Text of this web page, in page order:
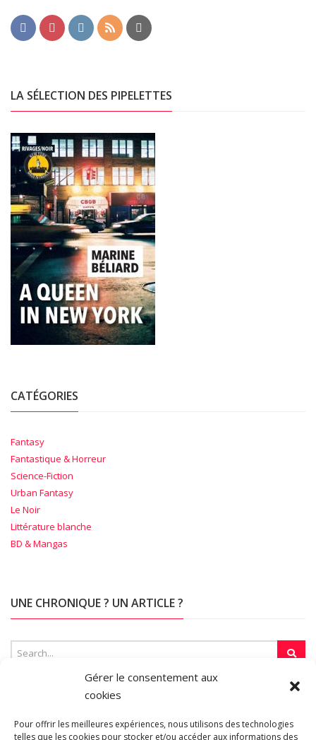
Gérer le consentement aux
cookies
Pour offrir les meilleures expériences, nous utilisons des technologies
telles que les cookies pour stocker et/ou accéder aux informations des
LA SÉLECTION DES PIPELETTES
CATÉGORIES
Fantasy
Fantastique & Horreur
Science-Fiction
Urban Fantasy
Le Noir
Littérature blanche
BD & Mangas
UNE CHRONIQUE ? UN ARTICLE ?
SUR LA TOILE…